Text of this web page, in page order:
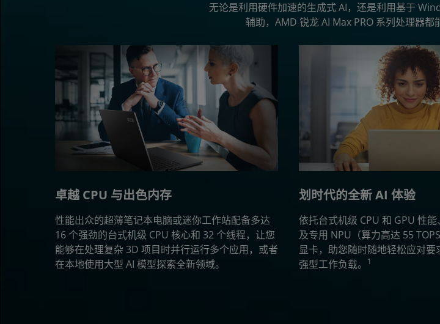
无论是利用硬件加速的生成式 AI，还是利用基于
辅助，AMD 锐龙 AI Max PRO 系列处理器都
卓越 CPU 与出色内存
性能出众的超薄笔记本电脑或迷你工作站配备多达
16 个强劲的台式机级 CPU 核心和 32 个线程，让您
能够在处理复杂 3D 项目时并行运行多个应用，或者
在本地使用大型 AI 模型探索全新领域。
划时代的全新 AI 体验
依托台式机级 CPU 和 GPU 性
及专用 NPU（算力高达 55
显卡，助您随时随地轻松应对要
强型工作负载。
1